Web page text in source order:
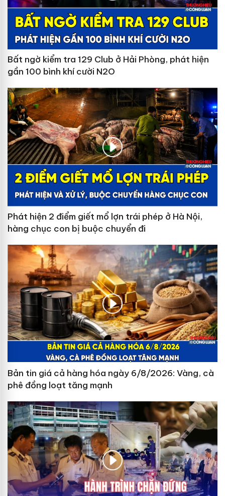
Bất ngờ kiểm tra 129 Club ở Hải Phòng, phát hiện
gần 100 bình khí cười N2O
Phát hiện 2 điểm giết mổ lợn trái phép ở Hà Nội,
hàng chục con bị buộc chuyển đi
Bản tin giá cả hàng hóa ngày 6/8/2026: Vàng, cà
phê đồng loạt tăng mạnh